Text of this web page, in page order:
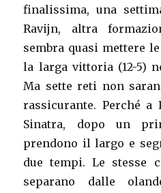
finalissima, una
Ravijn, altra
sembra quasi mettere
la larga vittoria (12-5)
Ma sette reti non
rassicurante. Perché a
Sinatra, dopo un
prendono il largo e
due tempi. Le stesse
separano dalle